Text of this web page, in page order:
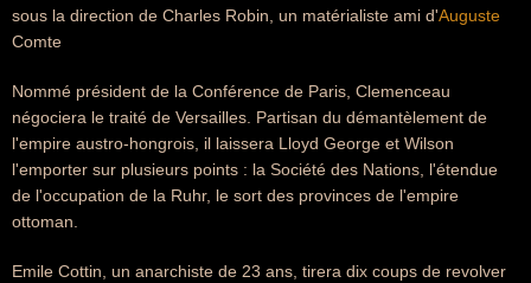
sous la direction de Charles Robin, un matérialiste ami d'Auguste
Comte
Nommé président de la Conférence de Paris, Clemenceau
négociera le traité de Versailles. Partisan du démantèlement de
l'empire austro-hongrois, il laissera Lloyd George et Wilson
l'emporter sur plusieurs points : la Société des Nations, l'étendue
de l'occupation de la Ruhr, le sort des provinces de l'empire
ottoman.
Emile Cottin, un anarchiste de 23 ans, tirera dix coups de revolver